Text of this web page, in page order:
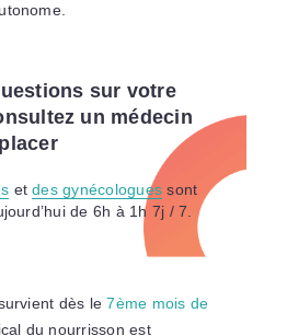
sur votre
un médecin
etdes gynécologues sont
de 6h à 1h 7j / 7.
dès le7ème mois de
du nourrisson est